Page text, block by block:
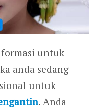
untuk
anda sedang
untuk
. Anda